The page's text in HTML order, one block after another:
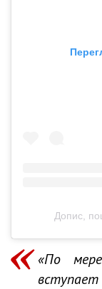
Допис,
«По